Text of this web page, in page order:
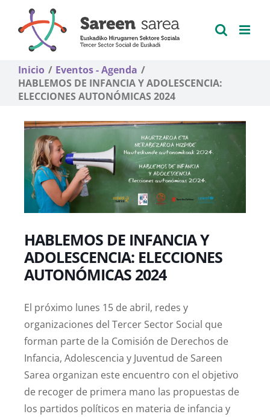
contenido
Inicio
Eventos - Agenda
HABLEMOS DE INFANCIA Y ADOLESCENCIA:
ELECCIONES AUTONÓMICAS 2024
HABLEMOS DE INFANCIA Y
ADOLESCENCIA: ELECCIONES
AUTONÓMICAS 2024
El próximo lunes 15 de abril, redes y
organizaciones del Tercer Sector Social que
forman parte de la Comisión de Derechos de
Infancia, Adolescencia y Juventud de Sareen
Sarea organizan este encuentro con el objetivo
de recoger de primera mano las propuestas de
los partidos políticos en materia de infancia y